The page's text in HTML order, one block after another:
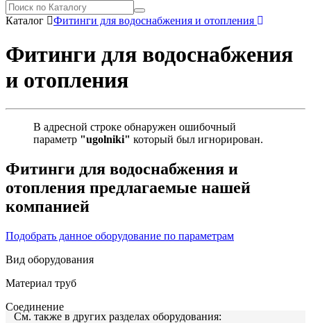
Каталог Фитинги для водоснабжения и отопления
Фитинги для водоснабжения
и отопления
В адресной строке обнаружен ошибочный
параметр "ugolniki" который был игнорирован.
Фитинги для водоснабжения и
отопления предлагаемые нашей
компанией
Подобрать данное оборудование по параметрам
Вид оборудования
Материал труб
Соединение
См. также в других разделах оборудования: